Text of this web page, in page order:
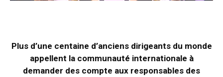
Plus d’une centaine d’anciens dirigeants du monde
appellent la communauté internationale à
demander des compte aux responsables des